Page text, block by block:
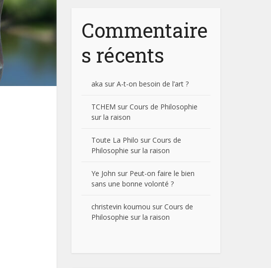
Commentaire
s récents
aka sur A-t-on besoin de l’art ?
TCHEM sur Cours de Philosophie
sur la raison
Toute La Philo sur Cours de
Philosophie sur la raison
Ye John sur Peut-on faire le bien
sans une bonne volonté ?
christevin koumou sur Cours de
Philosophie sur la raison